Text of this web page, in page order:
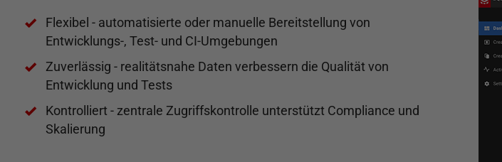
Flexibel - automatisierte oder manuelle Bereitstellung von
Entwicklungs-, Test- und CI-Umgebungen
Zuverlässig - realitätsnahe Daten verbessern die Qualität von
Entwicklung und Tests
Kontrolliert - zentrale Zugriffskontrolle unterstützt Compliance und
Skalierung